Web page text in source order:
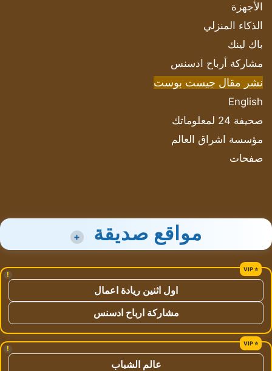
الأجهزة
الذكاء المنزلي
باك لينك
مشاركة أرباح ادسنس
نشر مقال جيست بوست
English
صحيفة 24 لمعلوماتك
مؤسسة اشراق العالم
صفحات
مواقع صديقة +
!
اول اثنين ريادة اعمال
مشاركة ارباح ادسنس
!
عالم الشباب